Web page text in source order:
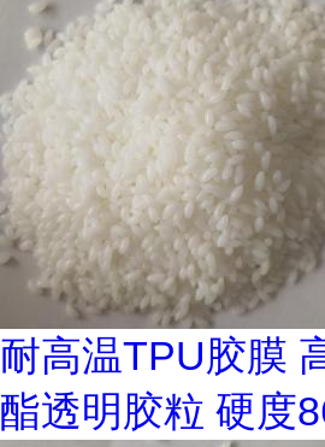
耐高温TPU胶膜
酯透明胶粒 硬度